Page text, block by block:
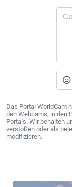
Das Portal WorldCam
den Webcams, in den
Portals. Wir behalten
verstoßen oder als
modifizieren.